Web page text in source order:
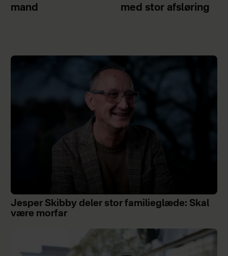
mand
med stor afsløring
Jesper Skibby deler stor familieglæde: Skal
være morfar